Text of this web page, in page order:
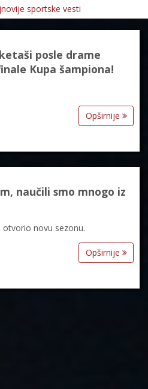
sportske vesti
posle drame
Kupa šampiona!
Opširnije
naučili smo mnogo iz
novu sezonu.
Opširnije